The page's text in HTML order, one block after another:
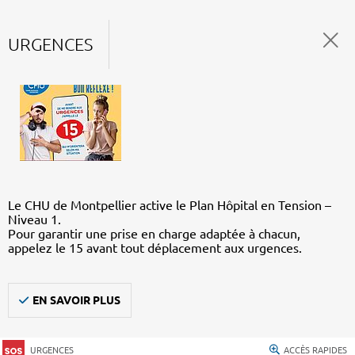
URGENCES
Le CHU de Montpellier active le Plan Hôpital en Tension –
Niveau 1.
Pour garantir une prise en charge adaptée à chacun,
appelez le 15 avant tout déplacement aux urgences.
EN SAVOIR PLUS
URGENCES ACCÈS RAPIDES